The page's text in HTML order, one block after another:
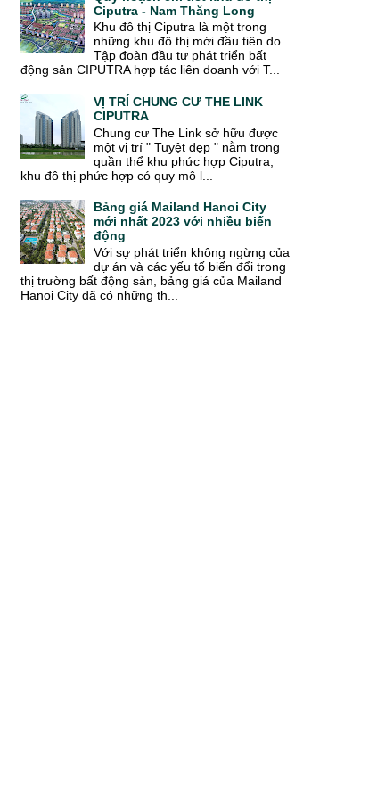
Ciputra - Nam Thăng Long
Khu đô thị Ciputra là một trong
những khu đô thị mới đầu tiên do
Tập đoàn đầu tư phát triển bất
động sản CIPUTRA hợp tác liên doanh với T...
VỊ TRÍ CHUNG CƯ THE LINK
CIPUTRA
Chung cư The Link sở hữu được
một vị trí " Tuyệt đẹp " nằm trong
quần thể khu phức hợp Ciputra,
khu đô thị phức hợp có quy mô l...
Bảng giá Mailand Hanoi City
mới nhất 2023 với nhiều biến
động
Với sự phát triển không ngừng của
dự án và các yếu tố biến đổi trong
thị trường bất động sản, bảng giá của Mailand
Hanoi City đã có những th...